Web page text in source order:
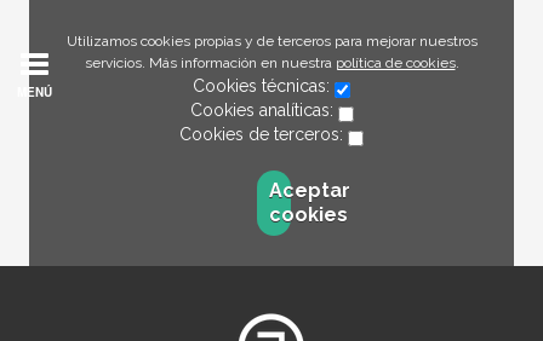
Utilizamos cookies propias y de terceros para mejorar nuestros
servicios. Más información en nuestra política de cookies.
Cookies técnicas:
Cookies analíticas:
Cookies de terceros:
Aceptar
cookies
MENÚ